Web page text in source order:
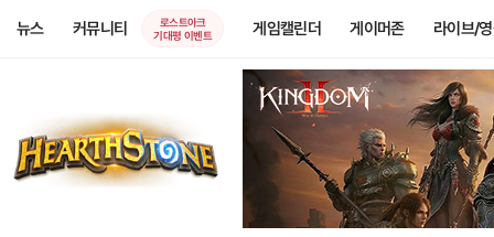
뉴스 커뮤니티
로스트아크
기대평 이벤트
게임캘린더 게이머존 라이브/